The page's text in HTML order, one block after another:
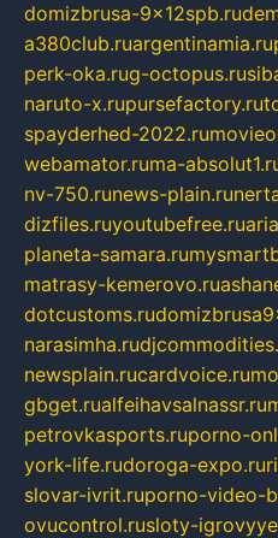
domizbrusa-9x12spb.ru
a380club.ruargentinamia.ru
perk-oka.rug-octopus.ru
naruto-x.rupursefactory.ru
spayderhed-2022.ru
webamator.ruma-
nv-750.runews-plain.ru
dizfiles.ruyoutubefree.ru
planeta-samara.ru
matrasy-kemerovo.ru
dotcustoms.ru
narasimha.ru
newsplain.rucardvoice.ru
gbget.rualfeihavsalnassr.ru
petrovkasports.ruporno-
york-life.rudoroga-expo.ru
slovar-ivrit.ruporno-video-
ovucontrol.rusloty-